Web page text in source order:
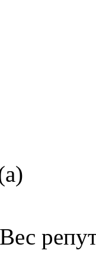
Вес